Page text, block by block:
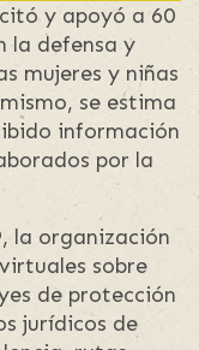
y apoyó a 60
la defensa y
mujeres y niñas
se estima
información
por la
la organización
sobre
de protección
jurídicos de